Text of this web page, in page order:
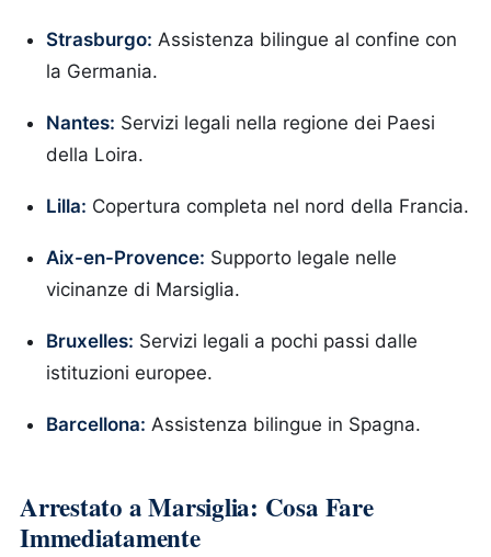
Strasburgo: Assistenza bilingue al confine con
la Germania.
Nantes: Servizi legali nella regione dei Paesi
della Loira.
Lilla: Copertura completa nel nord della Francia.
Aix-en-Provence: Supporto legale nelle
vicinanze di Marsiglia.
Bruxelles: Servizi legali a pochi passi dalle
istituzioni europee.
Barcellona: Assistenza bilingue in Spagna.
Arrestato a Marsiglia: Cosa Fare
Immediatamente